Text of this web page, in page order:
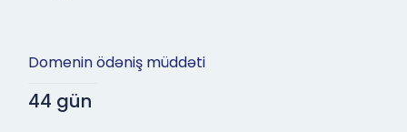
Domenin ödəniş müddəti
44 gün